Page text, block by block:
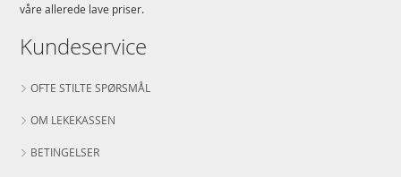
våre allerede lave priser.
Kundeservice
OFTE STILTE SPØRSMÅL
OM LEKEKASSEN
BETINGELSER